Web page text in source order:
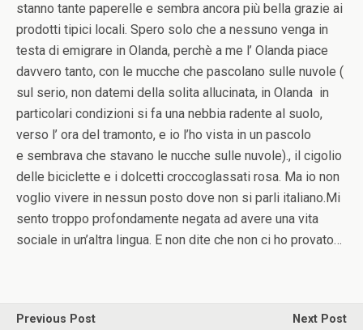
stanno tante paperelle e sembra ancora più bella grazie ai
prodotti tipici locali. Spero solo che a nessuno venga in
testa di emigrare in Olanda, perchè a me l’ Olanda piace
davvero tanto, con le mucche che pascolano sulle nuvole (
sul serio, non datemi della solita allucinata, in Olanda in
particolari condizioni si fa una nebbia radente al suolo,
verso l’ ora del tramonto, e io l’ho vista in un pascolo
e sembrava che stavano le nucche sulle nuvole)., il cigolio
delle biciclette e i dolcetti croccoglassati rosa. Ma io non
voglio vivere in nessun posto dove non si parli italiano.Mi
sento troppo profondamente negata ad avere una vita
sociale in un’altra lingua. E non dite che non ci ho provato…
Previous Post
Next Post